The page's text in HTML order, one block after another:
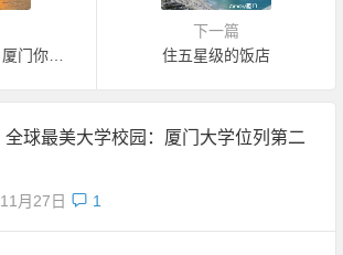
一首属于厦门的歌·厦门你真水（林志炫）
下一篇
住五星级的饭店
全球最美大学校园：厦门大学位列第二
11月27日 1